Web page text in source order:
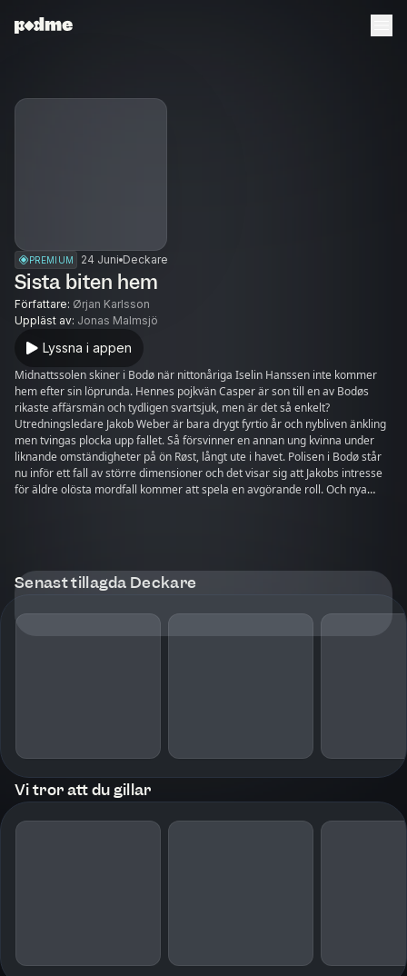
PREMIUM 24 Juni Deckare
Sista biten hem
Författare: Ørjan Karlsson
Uppläst av: Jonas Malmsjö
Lyssna i appen
Midnattssolen skiner i Bodø när nittonåriga Iselin Hanssen inte kommer
hem efter sin löprunda. Hennes pojkvän Casper är son till en av Bodøs
rikaste affärsmän och tydligen svartsjuk, men är det så enkelt?
Utredningsledare Jakob Weber är bara drygt fyrtio år och nybliven änkling
men tvingas plocka upp fallet. Så försvinner en annan ung kvinna under
liknande omständigheter på ön Røst, långt ute i havet. Polisen i Bodø står
nu inför ett fall av större dimensioner och det visar sig att Jakobs intresse
för äldre olösta mordfall kommer att spela en avgörande roll. Och nya
Senast tillagda Deckare
Vi tror att du gillar